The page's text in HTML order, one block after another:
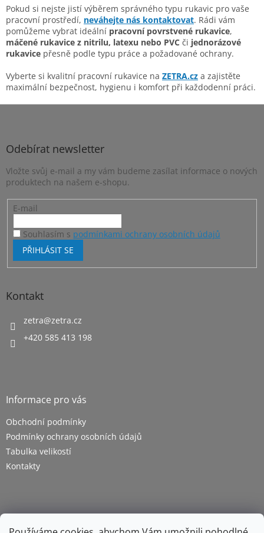
Pokud si nejste jistí výběrem správného typu rukavic pro vaše
pracovní prostředí, neváhejte nás kontaktovat. Rádi vám
pomůžeme vybrat ideální pracovní povrstvené rukavice,
máčené rukavice z nitrilu, latexu nebo PVC či jednorázové
rukavice přesně podle typu práce a požadované ochrany.
Vyberte si kvalitní pracovní rukavice na ZETRA.cz a zajistěte
maximální bezpečnost, hygienu i komfort při každodenní práci.
Z
Odebírat newsletter
Vložte svůj e-mail a my vám budeme zasílat informace o nových
produktech na našem e-shopu.
E-mail
Souhlasím s podmínkami ochrany osobních údajů
PŘIHLÁSIT SE
Kontakt
zetra@zetra.cz
+420 585 413 198
Informace pro vás
Obchodní podmínky
Podmínky ochrany osobních údajů
Tabulka velikostí
Kontakty